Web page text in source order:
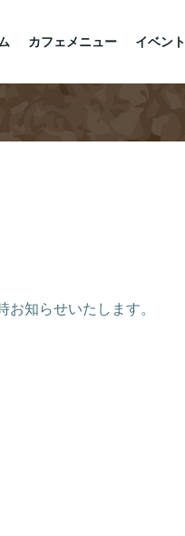
カフェメニュー イベント
知らせいたします。